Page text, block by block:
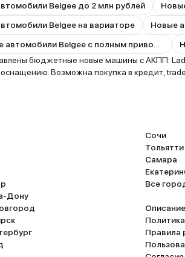
Belgee до 2 млн рублей
Belgee на вариаторе
Новые
бюджетные новые машины с АКПП:
Возможна покупка в кредит,
Дону
Сочи
Тольятти
Самара
Все
Правила